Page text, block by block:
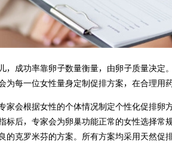
，成功率靠卵子数量衡量，由卵子质量决定
为每一位女性量身定制促排方案，在合理用
家会根据女性的个体情况制定个性化促排
标后，专家会为卵巢功能正常的女性选择常
的克罗米芬的方案。所有方案均采用天然促